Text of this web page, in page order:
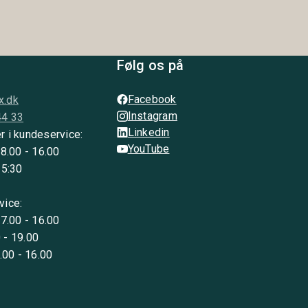
33
i kundeservice:
- 16.00
- 16.00
- 19.00
- 16.00
Følg os på
Facebook
Instagram
Linkedin
YouTube